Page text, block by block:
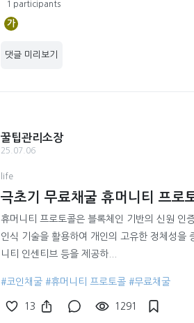
1 participants
가
댓글 미리보기
꿀팁관리소장
25.07.06
life
극초기 무료채굴 휴머니티 프로
휴머니티 프로토콜은 블록체인 기반의 신원 인
인식 기술을 활용하여 개인의 고유한 정체성을
니티 인센티브 등을 제공하...
#코인채굴 #휴머니티 프로토콜 #무료채굴
13 1291